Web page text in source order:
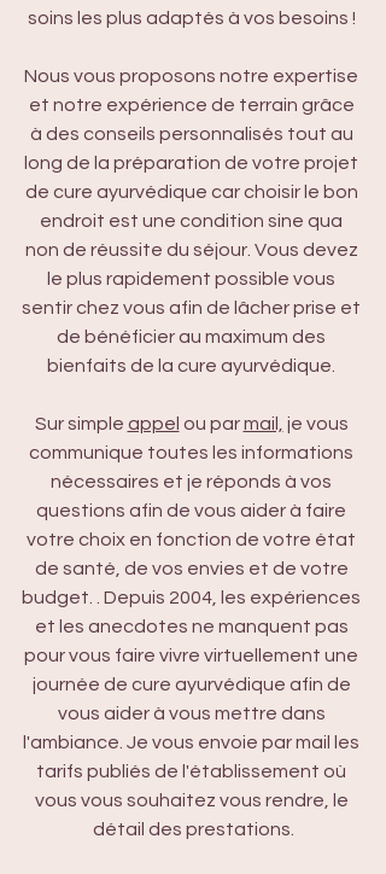
soins les plus adaptés à vos besoins !
Nous vous proposons notre expertise
et notre expérience de terrain grâce
à des conseils personnalisés tout au
long de la préparation de votre projet
de cure ayurvédique car choisir le bon
endroit est une condition sine qua
non de réussite du séjour. Vous devez
le plus rapidement possible vous
sentir chez vous afin de lâcher prise et
de bénéficier au maximum des
bienfaits de la cure ayurvédique.
Sur simple appel ou par mail,
je vous
communique toutes les informations
nécessaires et je réponds à vos
questions afin de vous aider à faire
votre choix en fonction de votre état
de santé, de vos envies et de votre
budget. . Depuis 2004, les expériences
et les anecdotes ne manquent pas
pour vous faire vivre virtuellement une
journée de cure ayurvédique afin de
vous aider à vous mettre dans
l'ambiance. Je vous envoie par mail les
tarifs publiés de l'établissement où
vous vous souhaitez vous rendre, le
détail des prestations.